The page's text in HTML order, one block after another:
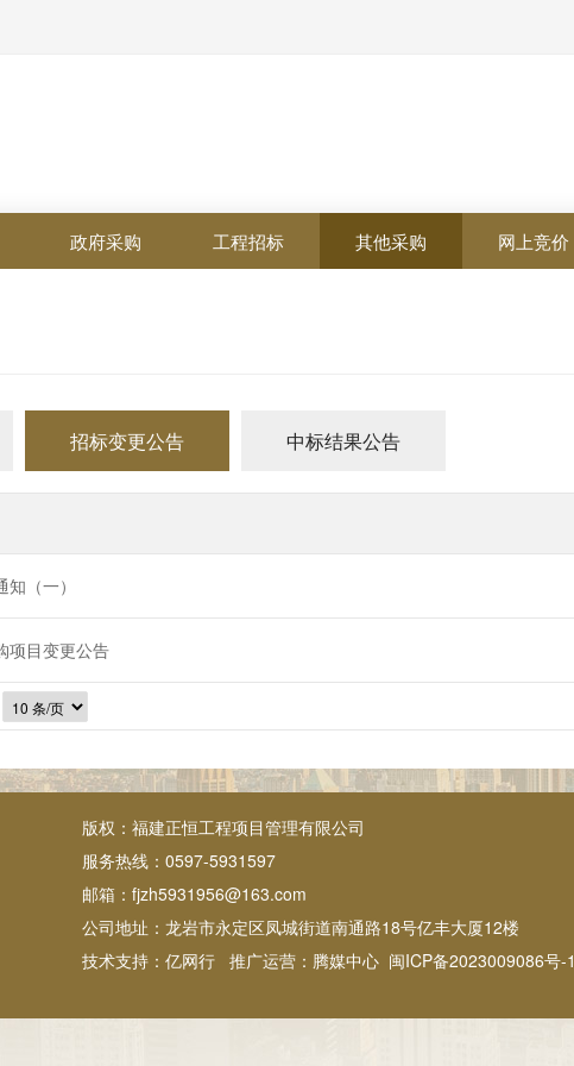
政府采购 工程招标 其他采购 网上竞价
招标变更公告 中标结果公告
（一）
项目变更公告
版权：福建正恒工程项目管理有限公司
服务热线：0597-5931597
邮箱：fjzh5931956@163.com
公司地址：龙岩市永定区凤城街道南通路18号亿丰大厦12楼
技术支持： 亿网行 推广运营： 腾媒中心 闽ICP备2023009086号-1